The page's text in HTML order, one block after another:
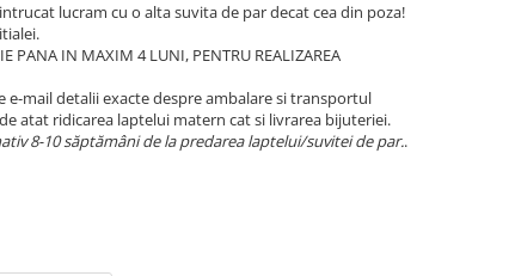
lucram cu o alta suvita de par decat cea din poza!
PANA IN MAXIM 4 LUNI, PENTRU REALIZAREA
e-mail detalii exacte despre ambalare si transportul
atat ridicarea laptelui matern cat si livrarea bijuteriei.
8-10 săptămâni de la predarea laptelui/suvitei de par..